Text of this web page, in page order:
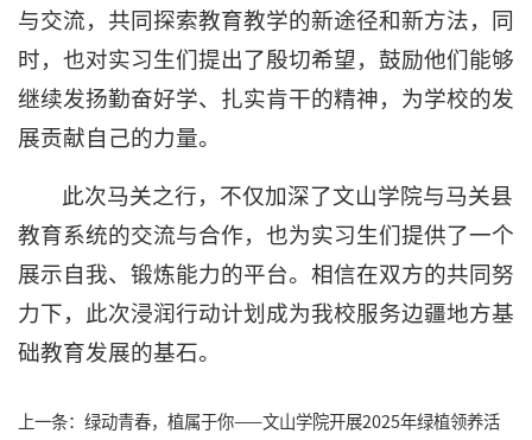
与交流，共同探索教育教学的新途径和新方法，同
时，也对实习生们提出了殷切希望，鼓励他们能够
继续发扬勤奋好学、扎实肯干的精神，为学校的发
展贡献自己的力量。
此次马关之行，不仅加深了文山学院与马关县
教育系统的交流与合作，也为实习生们提供了一个
展示自我、锻炼能力的平台。相信在双方的共同努
力下，此次浸润行动计划成为我校服务边疆地方基
础教育发展的基石。
上一条： 绿动青春，植属于你——文山学院开展2025年绿植领养活